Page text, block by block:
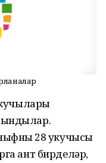
28 укучысы
ант бирделәр,